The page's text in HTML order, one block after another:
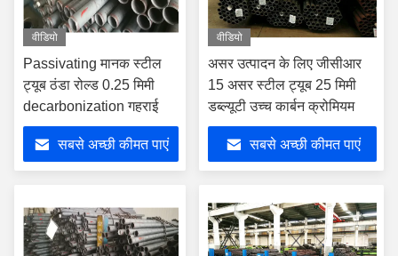
वीडियो
Passivating मानक स्टील
ट्यूब ठंडा रोल्ड 0.25 मिमी
decarbonization गहराई
सबसे अच्छी कीमत पाएं
वीडियो
असर उत्पादन के लिए जीसीआर
15 असर स्टील ट्यूब 25 मिमी
डब्ल्यूटी उच्च कार्बन क्रोमियम
सबसे अच्छी कीमत पाएं